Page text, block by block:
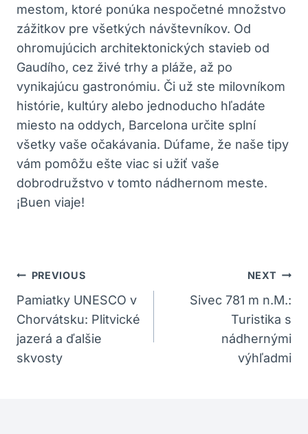
mestom, ktoré ponúka nespočetné množstvo
zážitkov pre všetkých návštevníkov. Od
ohromujúcich architektonických stavieb od
Gaudího, cez živé trhy a pláže, až po
vynikajúcu gastronómiu. Či už ste milovníkom
histórie, kultúry alebo jednoducho hľadáte
miesto na oddych, Barcelona určite splní
všetky vaše očakávania. Dúfame, že naše tipy
vám pomôžu ešte viac si užiť vaše
dobrodružstvo v tomto nádhernom meste.
¡Buen viaje!
Navigácia
V
Článku
PREVIOUS
Pamiatky UNESCO v
Chorvátsku: Plitvické
jazerá a ďalšie
skvosty
NEXT
Sivec 781 m n.M.:
Turistika s
nádhernými
výhľadmi